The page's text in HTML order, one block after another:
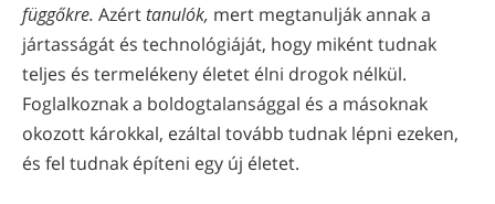
török
függőkre. Azért tanulók, mert megtanulják annak a
jártasságát és technológiáját, hogy miként tudnak
teljes és termelékeny életet élni drogok nélkül.
Foglalkoznak a boldogtalansággal és a másoknak
okozott károkkal, ezáltal tovább tudnak lépni ezeken,
és fel tudnak építeni egy új életet.